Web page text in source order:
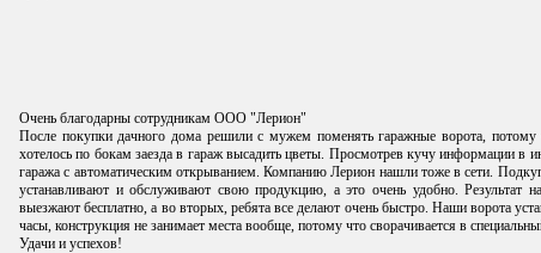
Очень благодарны сотрудникам ООО "Лерион"
После покупки дачного дома решили с мужем поменять гаражные ворота,
хотелось по бокам заезда в гараж высадить цветы. Просмотрев кучу информации в
гаража с автоматическим открыванием. Компанию Лерион нашли тоже в сети.
устанавливают и обслуживают свою продукцию, а это очень удобно. Результат
выезжают бесплатно, а во вторых, ребята все делают очень быстро. Наши ворота
часы, конструкция не занимает места вообще, потому что сворачивается в
Удачи и успехов!